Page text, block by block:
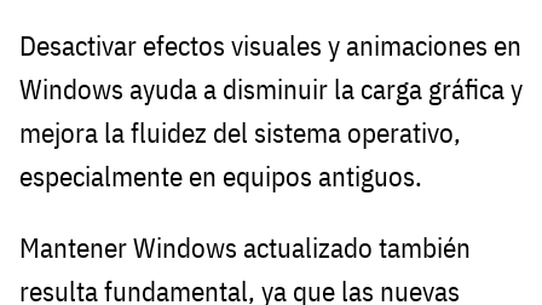
Desactivar efectos visuales y animaciones en
Windows ayuda a disminuir la carga gráfica y
mejora la fluidez del sistema operativo,
especialmente en equipos antiguos.
Mantener Windows actualizado también
resulta fundamental, ya que las nuevas